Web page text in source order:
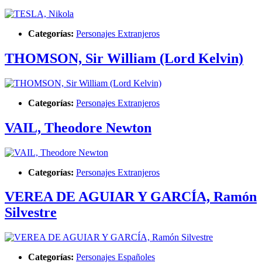
Categorías: Personajes Extranjeros
THOMSON, Sir William (Lord Kelvin)
Categorías: Personajes Extranjeros
VAIL, Theodore Newton
Categorías: Personajes Extranjeros
VEREA DE AGUIAR Y GARCÍA, Ramón
Silvestre
Categorías: Personajes Españoles